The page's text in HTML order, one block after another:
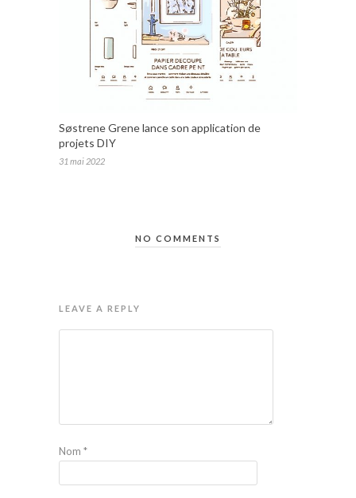
Søstrene Grene lance son application de
projets DIY
31 mai 2022
NO COMMENTS
LEAVE A REPLY
Nom *